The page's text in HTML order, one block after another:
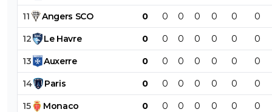
11 Angers SCO 0 0 0 0 0 0 0
12 Le Havre 0 0 0 0 0 0 0
13 Auxerre 0 0 0 0 0 0 0
14 Paris 0 0 0 0 0 0 0
15 Monaco 0 0 0 0 0 0 0